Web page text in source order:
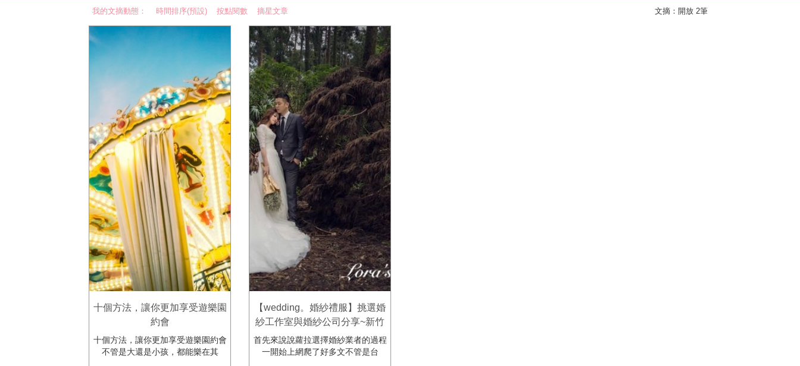
我的文摘動態： 時間排序(預設) 按點閱數 摘星文章 文摘：開放 2筆
十個方法，讓你更加享受遊樂園
約會
十個方法，讓你更加享受遊樂園約會
不管是大還是小孩，都能樂在其
【wedding。婚紗禮服】挑選婚
紗工作室與婚紗公司分享~新竹
區
首先來說說蘿拉選擇婚紗業者的過程
一開始上網爬了好多文不管是台